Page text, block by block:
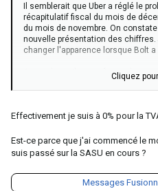
Il semblerait que Uber a réglé le
récapitulatif fiscal du mois de
du mois de novembre. On
nouvelle présentation des
changer l'apparence lorsque Bolt
Autre chose il apparaît que des
récapitulatif mentionnant une TVA
TVA forcément dans votre équipe
Cliquez
Effectivement je suis à 0% pour la
Est-ce parce que j'ai commencé le
suis passé sur la SASU en cours ?
Messages